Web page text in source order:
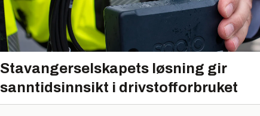
Stavangerselskapets løsning gir
sanntidsinnsikt i drivstofforbruket